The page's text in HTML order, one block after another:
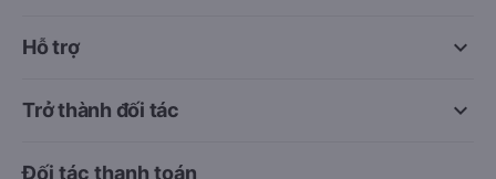
keyboard_arrow_down
Hỗ trợ
keyboard_arrow_down
Trở thành đối tác
Đối tác thanh toán